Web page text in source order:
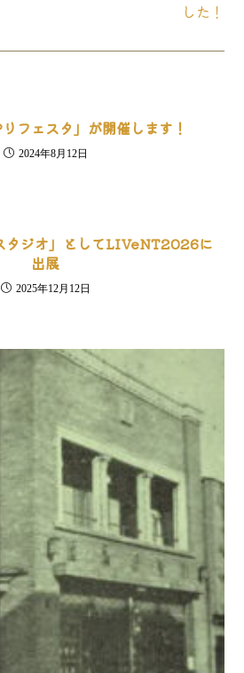
した！
フェスタ」が開催します！
2024年8月12日
タジオ」としてLIVeNT2026に
出展
2025年12月12日